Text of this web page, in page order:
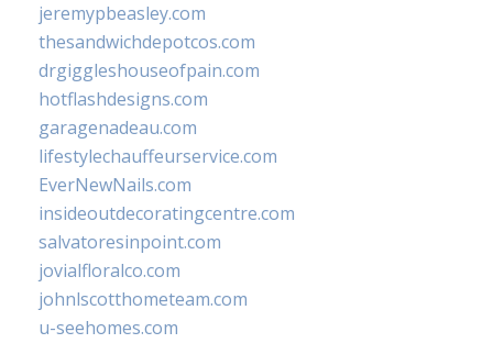
jeremypbeasley.com
thesandwichdepotcos.com
drgiggleshouseofpain.com
hotflashdesigns.com
garagenadeau.com
lifestylechauffeurservice.com
EverNewNails.com
insideoutdecoratingcentre.com
salvatoresinpoint.com
jovialfloralco.com
johnlscotthometeam.com
u-seehomes.com